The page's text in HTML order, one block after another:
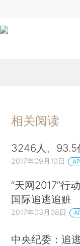
相关阅读
3246人、93.5
2017年09月10日
“天网2017”行
国际追逃追赃
2017年03月08日
中央纪委：追